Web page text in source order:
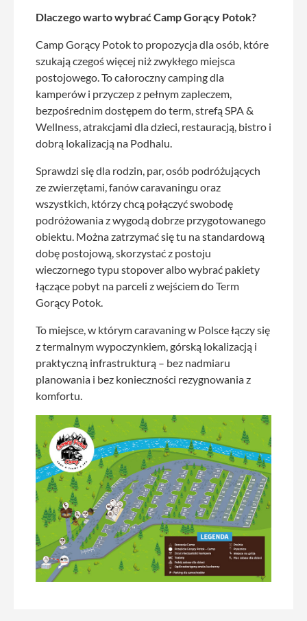
Dlaczego warto wybrać Camp Gorący Potok?
Camp Gorący Potok to propozycja dla osób, które
szukają czegoś więcej niż zwykłego miejsca
postojowego. To całoroczny camping dla
kamperów i przyczep z pełnym zapleczem,
bezpośrednim dostępem do term, strefą SPA &
Wellness, atrakcjami dla dzieci, restauracją, bistro i
dobrą lokalizacją na Podhalu.
Sprawdzi się dla rodzin, par, osób podróżujących
ze zwierzętami, fanów caravaningu oraz
wszystkich, którzy chcą połączyć swobodę
podróżowania z wygodą dobrze przygotowanego
obiektu. Można zatrzymać się tu na standardową
dobę postojową, skorzystać z postoju
wieczornego typu stopover albo wybrać pakiety
łączące pobyt na parceli z wejściem do Term
Gorący Potok.
To miejsce, w którym caravaning w Polsce łączy się
z termalnym wypoczynkiem, górską lokalizacją i
praktyczną infrastrukturą – bez nadmiaru
planowania i bez konieczności rezygnowania z
komfortu.